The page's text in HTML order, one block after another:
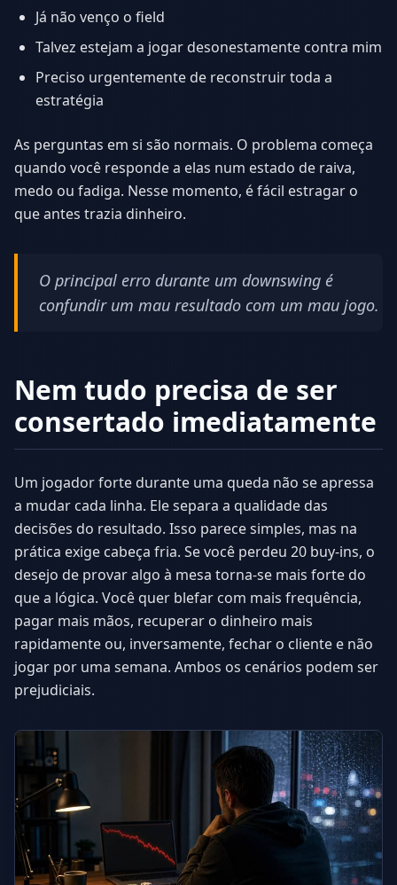
Já não venço o field
Talvez estejam a jogar desonestamente contra mim
Preciso urgentemente de reconstruir toda a
estratégia
As perguntas em si são normais. O problema começa
quando você responde a elas num estado de raiva,
medo ou fadiga. Nesse momento, é fácil estragar o
que antes trazia dinheiro.
O principal erro durante um downswing é
confundir um mau resultado com um mau jogo.
Nem tudo precisa de ser
consertado imediatamente
Um jogador forte durante uma queda não se apressa
a mudar cada linha. Ele separa a qualidade das
decisões do resultado. Isso parece simples, mas na
prática exige cabeça fria. Se você perdeu 20 buy-ins, o
desejo de provar algo à mesa torna-se mais forte do
que a lógica. Você quer blefar com mais frequência,
pagar mais mãos, recuperar o dinheiro mais
rapidamente ou, inversamente, fechar o cliente e não
jogar por uma semana. Ambos os cenários podem ser
prejudiciais.